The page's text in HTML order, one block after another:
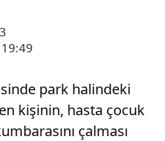
park halindeki
kişinin, hasta çocuk
çalması